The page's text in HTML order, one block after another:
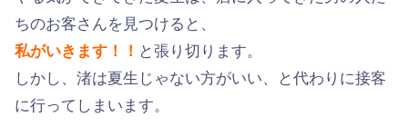
ちのお客さんを見つけると、
私がいきます！！ と張り切ります。
しかし、渚は夏生じゃない方がいい、と代わりに接客
に行ってしまいます。